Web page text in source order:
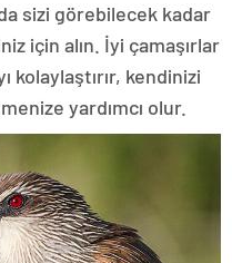
sizi görebilecek kadar
için alın. İyi çamaşırlar
kolaylaştırır, kendinizi
yardımcı olur.